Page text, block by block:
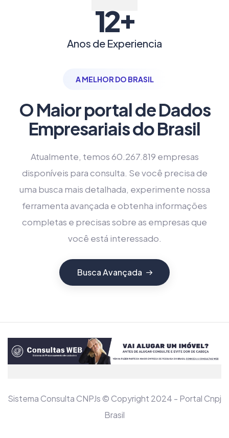
12+
Anos de Experiencia
A MELHOR DO BRASIL
O Maior portal de Dados
Empresariais do Brasil
Atualmente, temos 60.267.819 empresas
disponíveis para consulta. Se você precisa de
uma busca mais detalhada, experimente nossa
ferramenta avançada e obtenha informações
completas e precisas sobre as empresas que
você está interessado.
Busca Avançada
Sistema Consulta CNPJs © Copyright 2024 - Portal Cnpj
Brasil